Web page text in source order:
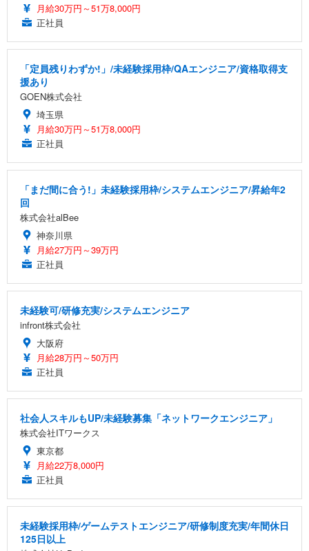
月給30万円～51万8,000円
正社員
「定員残りわずか!」/未経験採用枠/QAエンジニア/資格取得支
援あり
GOEN株式会社
埼玉県
月給30万円～51万8,000円
正社員
「まだ間に合う!」未経験採用枠/システムエンジニア/昇給年2
回
株式会社alBee
神奈川県
月給27万円～39万円
正社員
未経験可/研修充実/システムエンジニア
infront株式会社
大阪府
月給28万円～50万円
正社員
社会人スキルもUP/未経験募集「ネットワークエンジニア」
株式会社ITワークス
東京都
月給22万8,000円
正社員
未経験採用枠/ゲームテストエンジニア/研修制度充実/年間休日
125日以上